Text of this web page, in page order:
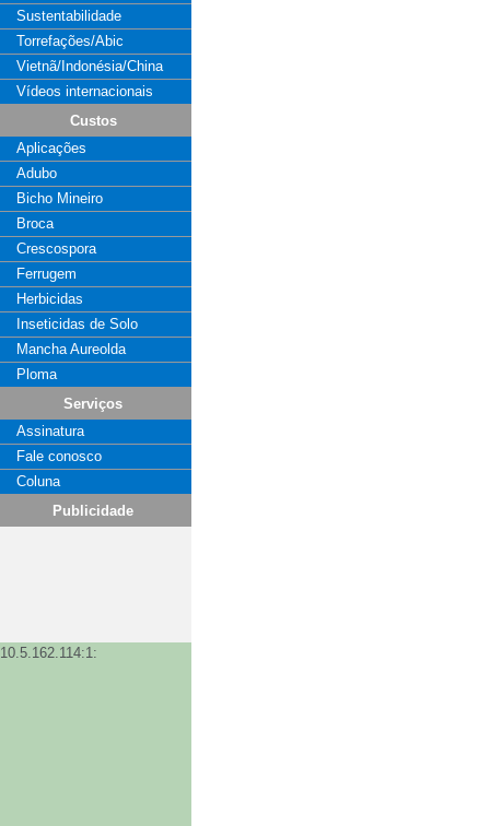
Sustentabilidade
Torrefações/Abic
Vietnã/Indonésia/China
Vídeos internacionais
Custos
Aplicações
Adubo
Bicho Mineiro
Broca
Crescospora
Ferrugem
Herbicidas
Inseticidas de Solo
Mancha Aureolda
Ploma
Serviços
Assinatura
Fale conosco
Coluna
Publicidade
10.5.162.114:1: